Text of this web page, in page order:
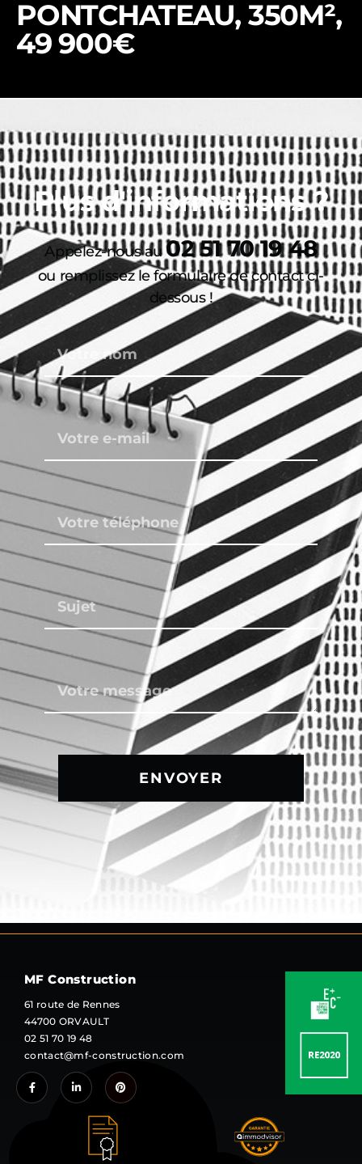
PONTCHATEAU, 350M²,
49 900€
Plus d'informations ?
Appelez-nous au02 51 70 19 48
ou remplissez le formulaire de contact ci-
dessous !
ENVOYER
MF Construction
61 route de Rennes
44700 ORVAULT
02 51 70 19 48
contact@mf-construction.com